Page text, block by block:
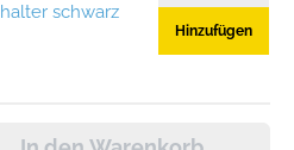
schwarz
Hinzufügen